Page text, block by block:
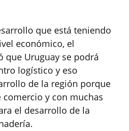
que está teniendo
económico, el
que Uruguay se podrá
logístico y eso
de la región porque
y con muchas
el desarrollo de la